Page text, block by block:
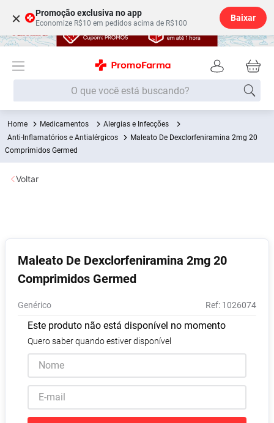
× Promoção exclusiva no app
Economize R$10 em pedidos acima de R$100
Baixar
O que você está buscando?
Medicamentos
Alergias e Infecções
Anti-Inflamatórios e Antialérgicos
Maleato De Dexclorfeniramina 2mg 20
Comprimidos Germed
Maleato De Dexclorfeniramina 2mg 20
Comprimidos Germed
Genérico : 1026074
Este produto não está disponível no momento
Quero saber quando estiver disponível
Voltar
Termos mais buscados
1º Fralda
º
9º
10º Lavitan